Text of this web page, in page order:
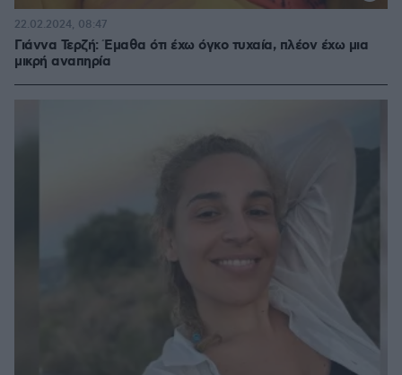
Γιάννα Τερζή: Έμαθα ότι έχω όγκο τυχαία, πλέον έχω μια
μικρή αναπηρία
22.02.2024, 08:47